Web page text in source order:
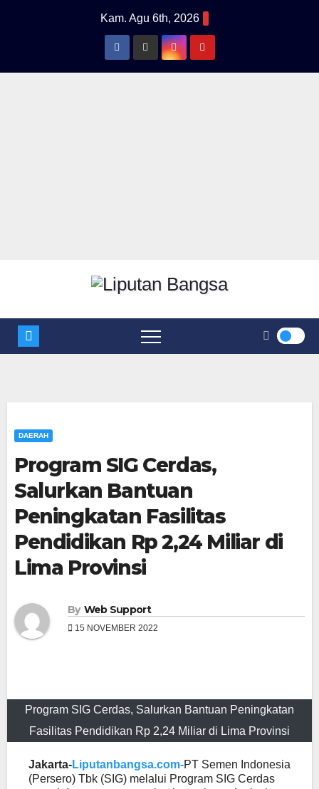
Kam. Agu 6th, 2026
DAERAH
Program SIG Cerdas,
Salurkan Bantuan
Peningkatan Fasilitas
Pendidikan Rp 2,24 Miliar di
Lima Provinsi
By Web Support
15 NOVEMBER 2022
Program SIG Cerdas, Salurkan Bantuan Peningkatan
Fasilitas Pendidikan Rp 2,24 Miliar di Lima Provinsi
Jakarta-Liputanbangsa.com-PT Semen Indonesia
(Persero) Tbk (SIG) melalui Program SIG Cerdas